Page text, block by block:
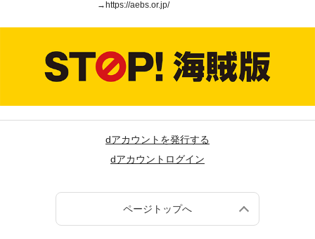
→ https://aebs.or.jp/
dアカウントを発行する
dアカウントログイン
ページトップへ